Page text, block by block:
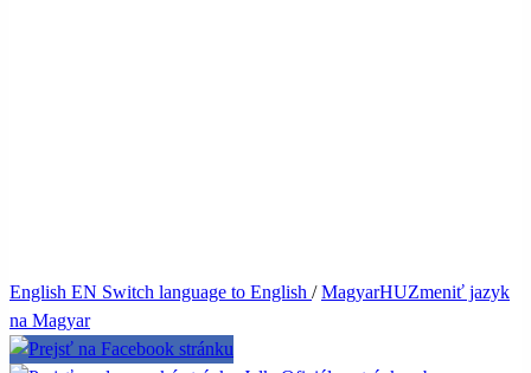
English EN Switch language to English /MagyarHUZmeniť jazyk
na Magyar